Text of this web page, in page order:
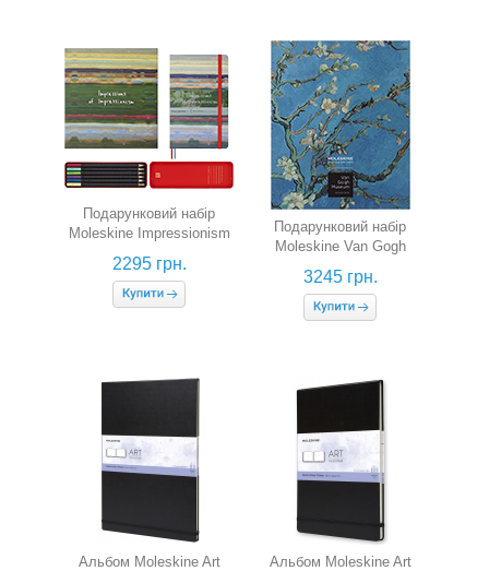
Подарунковий набір
Moleskine Impressionism
(нелінований блокнот + 6
акварельних олівців)
2295 грн.
Подарунковий набір
Moleskine Van Gogh
(блокнот для нарисів,
зошит в лінію, олівець,
точилка)
3245 грн.
Альбом Moleskine Art
Альбом Moleskine Art